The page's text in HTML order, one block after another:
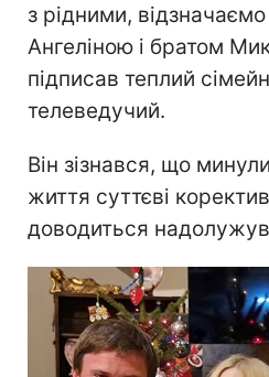
з рідними,
Ангеліною і братом
підписав теплий
телеведучий.
Він зізнався, що
життя суттєві
доводиться